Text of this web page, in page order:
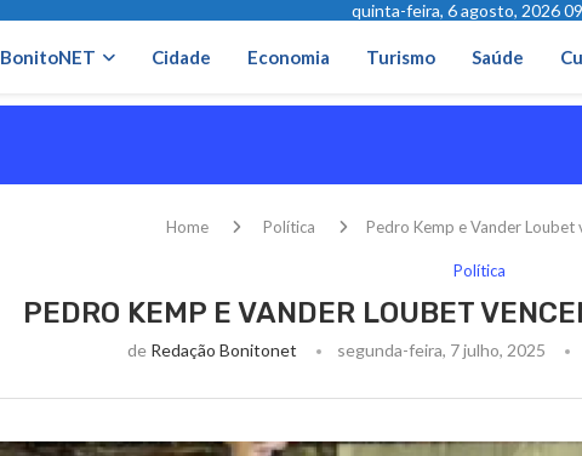
quinta-feira, 6 agosto, 2026
BonitoNET Cidade Economia Turismo Saúde
Home Política Pedro Kemp e Vander Loubet
Política
PEDRO KEMP E VANDER LOUBET
de Redação Bonitonet segunda-feira, 7 julho, 2025